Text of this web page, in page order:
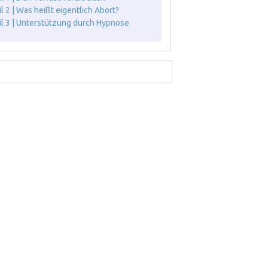
2 | Was heißt eigentlich Abort?
3 | Unterstützung durch Hypnose